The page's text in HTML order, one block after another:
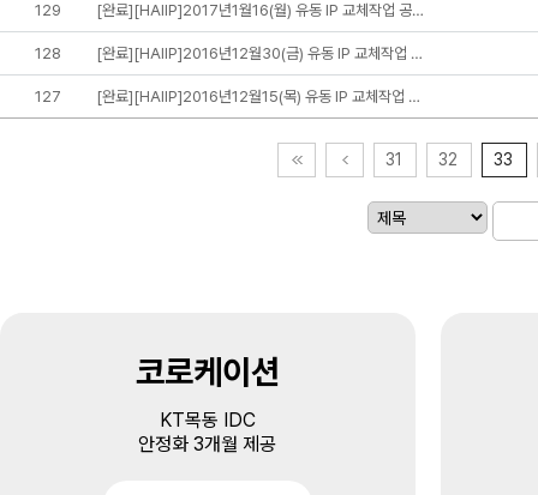
129 [완료][HAIIP]2017년1월16(월) 유동 IP 교체작업 공…
128 [완료][HAIIP]2016년12월30(금) 유동 IP 교체작업 …
127 [완료][HAIIP]2016년12월15(목) 유동 IP 교체작업 …
31 32 33
코로케이션
KT목동 IDC
안정화 3개월 제공